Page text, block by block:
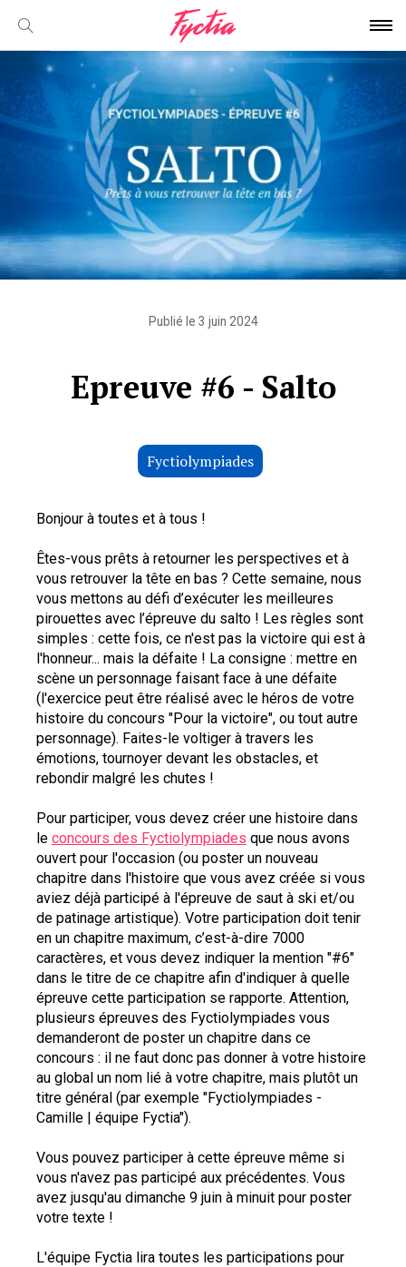
Epreuve #6 - Salto
Fyctiolympiades
Bonjour à toutes et à tous !
Êtes-vous prêts à retourner les perspectives et à
vous retrouver la tête en bas ? Cette semaine, nous
vous mettons au défi d’exécuter les meilleures
pirouettes avec l’épreuve du salto ! Les règles sont
simples : cette fois, ce n'est pas la victoire qui est à
l'honneur... mais la défaite ! La consigne : mettre en
scène un personnage faisant face à une défaite
(l'exercice peut être réalisé avec le héros de votre
histoire du concours "Pour la victoire", ou tout autre
personnage). Faites-le voltiger à travers les
émotions, tournoyer devant les obstacles, et
rebondir malgré les chutes !
Pour participer, vous devez créer une histoire dans
le concours des Fyctiolympiades que nous avons
ouvert pour l'occasion (ou poster un nouveau
chapitre dans l'histoire que vous avez créée si vous
aviez déjà participé à l'épreuve de saut à ski et/ou
de patinage artistique). Votre participation doit tenir
en un chapitre maximum, c’est-à-dire 7000
caractères, et vous devez indiquer la mention "#6"
dans le titre de ce chapitre afin d'indiquer à quelle
épreuve cette participation se rapporte. Attention,
plusieurs épreuves des Fyctiolympiades vous
demanderont de poster un chapitre dans ce
concours : il ne faut donc pas donner à votre histoire
au global un nom lié à votre chapitre, mais plutôt un
titre général (par exemple "Fyctiolympiades -
Camille | équipe Fyctia").
Vous pouvez participer à cette épreuve même si
vous n'avez pas participé aux précédentes. Vous
avez jusqu'au dimanche 9 juin à minuit pour poster
votre texte !
L'équipe Fyctia lira toutes les participations pour
Publié le 3 juin 2024